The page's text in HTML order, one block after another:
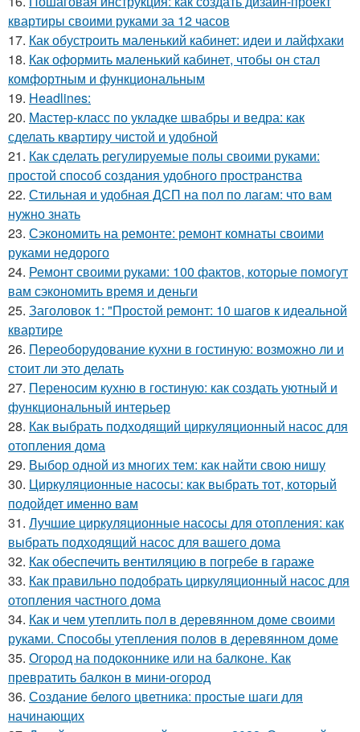
квартиры своими руками за 12 часов
17. Как обустроить маленький кабинет: идеи и лайфхаки
18. Как оформить маленький кабинет, чтобы он стал
комфортным и функциональным
19. Headlines:
20. Мастер-класс по укладке швабры и ведра: как
сделать квартиру чистой и удобной
21. Как сделать регулируемые полы своими руками:
простой способ создания удобного пространства
22. Стильная и удобная ДСП на пол по лагам: что вам
нужно знать
23. Сэкономить на ремонте: ремонт комнаты своими
руками недорого
24. Ремонт своими руками: 100 фактов, которые помогут
вам сэкономить время и деньги
25. Заголовок 1: "Простой ремонт: 10 шагов к идеальной
квартире
26. Переоборудование кухни в гостиную: возможно ли и
стоит ли это делать
27. Переносим кухню в гостиную: как создать уютный и
функциональный интерьер
28. Как выбрать подходящий циркуляционный насос для
отопления дома
29. Выбор одной из многих тем: как найти свою нишу
30. Циркуляционные насосы: как выбрать тот, который
подойдет именно вам
31. Лучшие циркуляционные насосы для отопления: как
выбрать подходящий насос для вашего дома
32. Как обеспечить вентиляцию в погребе в гараже
33. Как правильно подобрать циркуляционный насос для
отопления частного дома
34. Как и чем утеплить пол в деревянном доме своими
руками. Способы утепления полов в деревянном доме
35. Огород на подоконнике или на балконе. Как
превратить балкон в мини-огород
36. Создание белого цветника: простые шаги для
начинающих